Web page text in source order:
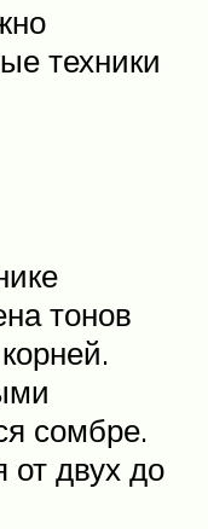
техники
тонов
сомбре.
от двух до